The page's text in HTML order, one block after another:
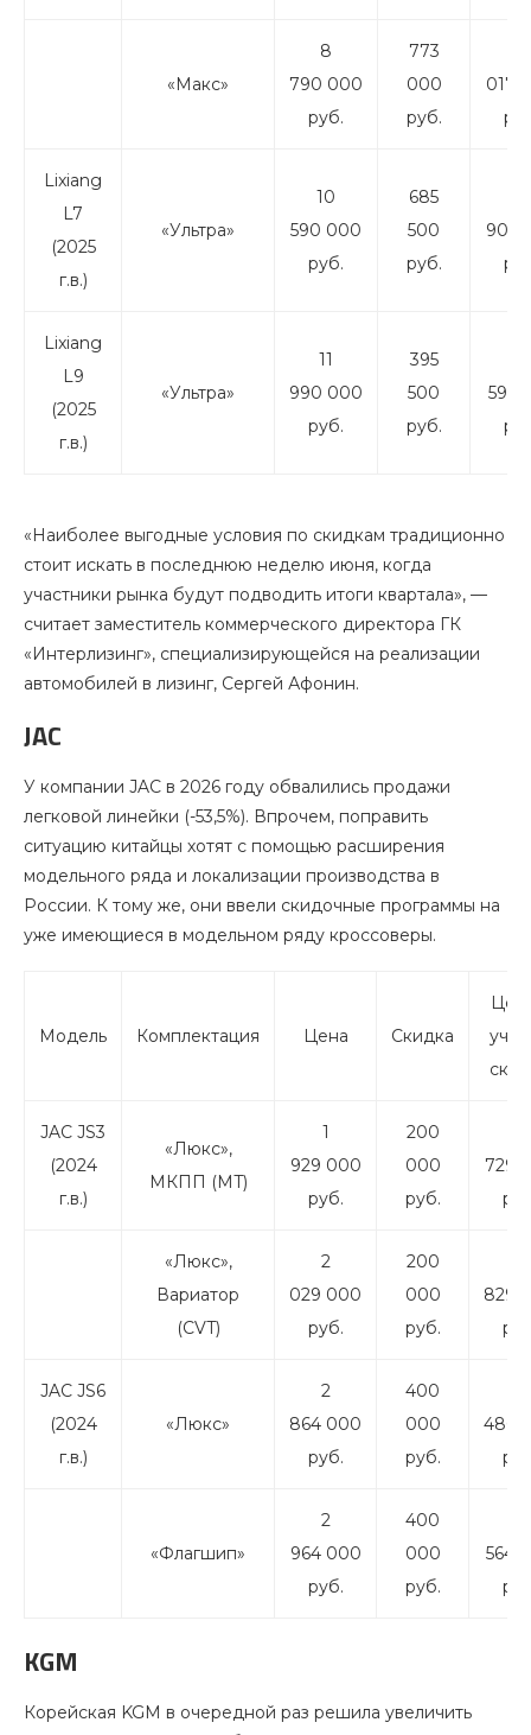
«Макс»
8
790 000
руб.
773
000
руб.
017
Lixiang
L7
(2025
г.в.)
«Ультра»
10
590 000
руб.
685
500
руб.
904
Lixiang
L9
(2025
г.в.)
«Ультра»
11
990 000
руб.
395
500
руб.
594
«Наиболее выгодные условия по скидкам традиционно
стоит искать в последнюю неделю июня, когда
участники рынка будут подводить итоги квартала», —
считает заместитель коммерческого директора ГК
«Интерлизинг», специализирующейся на реализации
автомобилей в лизинг, Сергей Афонин.
JAC
У компании JAC в 2026 году обвалились продажи
легковой линейки (-53,5%). Впрочем, поправить
ситуацию китайцы хотят с помощью расширения
модельного ряда и локализации производства в
России. К тому же, они ввели скидочные программы на
уже имеющиеся в модельном ряду кроссоверы.
Модель Комплектация Цена Скидка
JAC JS3
(2024
г.в.)
«Люкс»,
МКПП (MT)
1
929 000
руб.
200
000
руб.
729
«Люкс»,
Вариатор
(CVT)
2
029 000
руб.
200
000
руб.
829
JAC JS6
(2024
г.в.)
«Люкс»
2
864 000
руб.
400
000
руб.
486
«Флагшип»
2
964 000
руб.
400
000
руб.
564
KGM
Корейская KGM в очередной раз решила увеличить